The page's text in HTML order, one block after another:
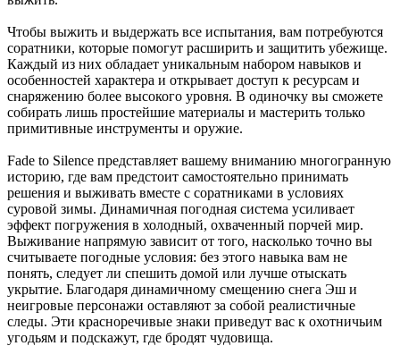
Чтобы выжить и выдержать все испытания, вам потребуются
соратники, которые помогут расширить и защитить убежище.
Каждый из них обладает уникальным набором навыков и
особенностей характера и открывает доступ к ресурсам и
снаряжению более высокого уровня. В одиночку вы сможете
собирать лишь простейшие материалы и мастерить только
примитивные инструменты и оружие.
Fade to Silence представляет вашему вниманию многогранную
историю, где вам предстоит самостоятельно принимать
решения и выживать вместе с соратниками в условиях
суровой зимы. Динамичная погодная система усиливает
эффект погружения в холодный, охваченный порчей мир.
Выживание напрямую зависит от того, насколько точно вы
считываете погодные условия: без этого навыка вам не
понять, следует ли спешить домой или лучше отыскать
укрытие. Благодаря динамичному смещению снега Эш и
неигровые персонажи оставляют за собой реалистичные
следы. Эти красноречивые знаки приведут вас к охотничьим
угодьям и подскажут, где бродят чудовища.